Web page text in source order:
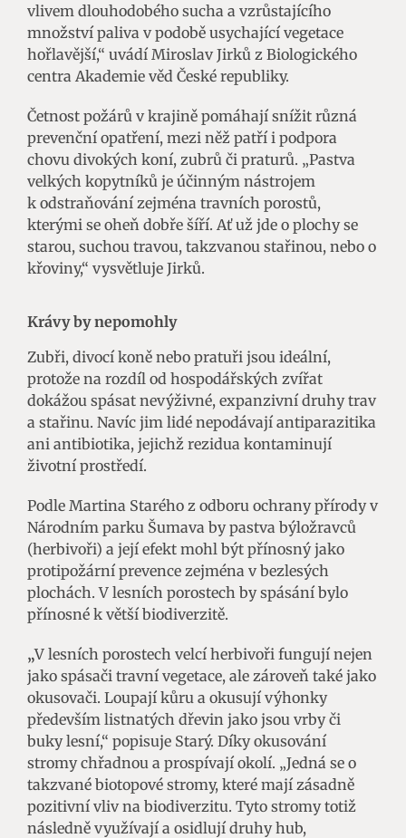
vlivem dlouhodobého sucha a vzrůstajícího
množství paliva v podobě usychající vegetace
hořlavější,“ uvádí Miroslav Jirků z Biologického
centra Akademie věd České republiky.
Četnost požárů v krajině pomáhají snížit různá
prevenční opatření, mezi něž patří i podpora
chovu divokých koní, zubrů či praturů. „Pastva
velkých kopytníků je účinným nástrojem
k odstraňování zejména travních porostů,
kterými se oheň dobře šíří. Ať už jde o plochy se
starou, suchou travou, takzvanou stařinou, nebo o
křoviny,“ vysvětluje Jirků.
Krávy by nepomohly
Zubři, divocí koně nebo pratuři jsou ideální,
protože na rozdíl od hospodářských zvířat
dokážou spásat nevýživné, expanzivní druhy trav
a stařinu. Navíc jim lidé nepodávají antiparazitika
ani antibiotika, jejichž rezidua kontaminují
životní prostředí.
Podle Martina Starého z odboru ochrany přírody v
Národním parku Šumava by pastva býložravců
(herbivoři) a její efekt mohl být přínosný jako
protipožární prevence zejména v bezlesých
plochách. V lesních porostech by spásání bylo
přínosné k větší biodiverzitě.
„V lesních porostech velcí herbivoři fungují nejen
jako spásači travní vegetace, ale zároveň také jako
okusovači. Loupají kůru a okusují výhonky
především listnatých dřevin jako jsou vrby či
buky lesní,“ popisuje Starý. Díky okusování
stromy chřadnou a prospívají okolí. „Jedná se o
takzvané biotopové stromy, které mají zásadně
pozitivní vliv na biodiverzitu. Tyto stromy totiž
následně využívají a osidlují druhy hub,